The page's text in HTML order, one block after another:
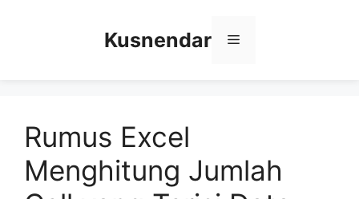
Kusnendar Menu
Rumus Excel
Menghitung Jumlah